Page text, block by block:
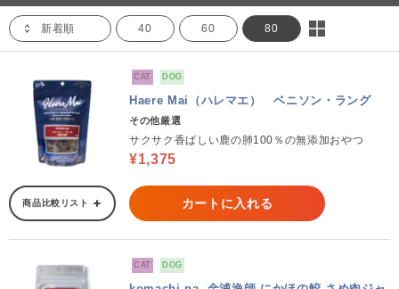
新着順 40 60 80
CAT DOG
Haere Mai（ハレマエ） ベニソン・ラング
その他厳選
サクサク香ばしい鹿の肺100％の無添加おやつ
¥1,375
商品比較リスト カートに入れる
CAT DOG